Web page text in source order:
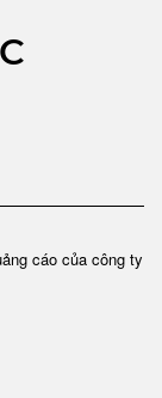
cáo của công ty